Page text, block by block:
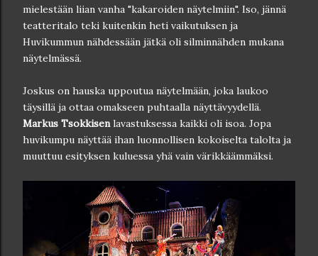
mielestään liian vanha "kakaroiden näytelmiin". Iso, jännä
teatteritalo teki kuitenkin heti vaikutuksen ja
Huvikummun nähdessään jätkä oli silminnähden mukana
näytelmässä.
Joskus on hauska uppoutua näytelmään, joka laukoo
täysillä ja ottaa omakseen puhtaalla näyttävyydellä.
Markus Tsokkisenlavastuksessa kaikki oli isoa. Jopa
huvikumpu näyttää ihan luonnollisen kokoiselta talolta ja
muuttuu esityksen kuluessa yhä vain värikkäämmäksi.